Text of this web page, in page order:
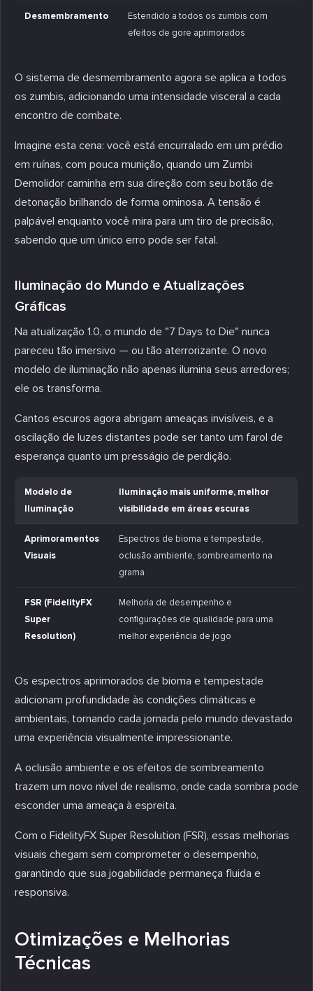
Desmembramento
Estendido a todos os zumbis com
efeitos de gore aprimorados
O sistema de desmembramento agora se aplica a todos
os zumbis, adicionando uma intensidade visceral a cada
encontro de combate.
Imagine esta cena: você está encurralado em um prédio
em ruínas, com pouca munição, quando um Zumbi
Demolidor caminha em sua direção com seu botão de
detonação brilhando de forma ominosa. A tensão é
palpável enquanto você mira para um tiro de precisão,
sabendo que um único erro pode ser fatal.
Iluminação do Mundo e Atualizações
Gráficas
Na atualização 1.0, o mundo de "7 Days to Die" nunca
pareceu tão imersivo — ou tão aterrorizante. O novo
modelo de iluminação não apenas ilumina seus arredores;
ele os transforma.
Cantos escuros agora abrigam ameaças invisíveis, e a
oscilação de luzes distantes pode ser tanto um farol de
esperança quanto um presságio de perdição.
Modelo de
Iluminação
Iluminação mais uniforme, melhor
visibilidade em áreas escuras
Aprimoramentos
Visuais
Espectros de bioma e tempestade,
oclusão ambiente, sombreamento na
grama
FSR (FidelityFX
Super
Resolution)
Melhoria de desempenho e
configurações de qualidade para uma
melhor experiência de jogo
Os espectros aprimorados de bioma e tempestade
adicionam profundidade às condições climáticas e
ambientais, tornando cada jornada pelo mundo devastado
uma experiência visualmente impressionante.
A oclusão ambiente e os efeitos de sombreamento
trazem um novo nível de realismo, onde cada sombra pode
esconder uma ameaça à espreita.
Com o FidelityFX Super Resolution (FSR), essas melhorias
visuais chegam sem comprometer o desempenho,
garantindo que sua jogabilidade permaneça fluida e
responsiva.
Otimizações e Melhorias
Técnicas